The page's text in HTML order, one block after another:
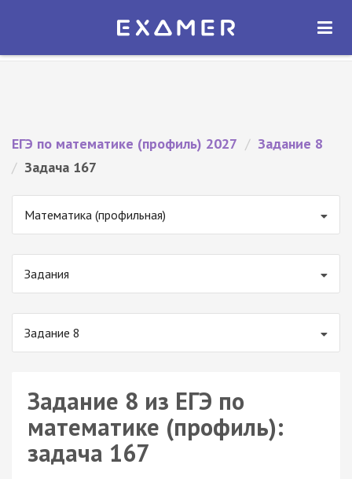
Экзамер — ЕГЭ 2027
ОТКРЫТЬ
ЕГЭ по математике (профиль) 2027 / Задание 8
/ Задача 167
Математика (профильная)
Задания
Задание 8
Задание 8 из ЕГЭ по
математике (профиль):
задача 167